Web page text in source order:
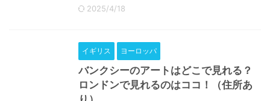
2025/4/18
イギリス ヨーロッパ
バンクシーのアートはどこで見れる？
ロンドンで見れるのはココ！（住所あ